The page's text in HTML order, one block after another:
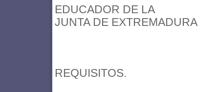
EDUCADOR DE LA
JUNTA DE EXTREMADURA
REQUISITOS.